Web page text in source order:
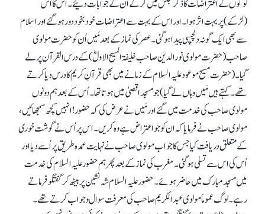
لوگوں کے اعتراضات کا ذکر مجلس میں کر کے اُن کے جوابات دئیے۔ اس کا اُس
(لڑکے) پر بہت اثر ہوا۔ اور اس کے بہت سے اعتراضات خود بخود دور ہو گئے اور اسلام
سے بھی ایک گونہ دلچسپی پیدا ہو گئی۔ عصر کی نماز کے بعد مَیں اُن کو حضرت مولوی
صاحب(حضرت مولوی نورالدین صاحب خلیفۃ المسیح الاولؓ ) کے درس القرآن پر لے
گیا۔ (حضرت مسیح موعود علیہ السلام کے زمانے میں بھی قرآنِ کریم کا درس دیا کرتے
تھے۔ کہتے ہیں مَیں وہاں لے گیا) جو مسجد اقصیٰ میں ہوتا تھا۔ اُس کے بعد ہم دونوں
مولوی صاحب کی خدمت میں گئے اور مَیں نے عرض کی کہ حضور! انہیں کچھ سمجھائیں،
مولوی صاحب نے فرمایا کہ ان کو جو اعتراض ہے وہ کریں۔ اس پر اُس نے گوشت خوری
کے متعلق دریافت کیاجس کا جواب مولوی صاحب نے نہایت عمدہ طریق پر اُسے دیا اور
اُس کی اس سے تسلی ہو گئی۔ مغرب کی نماز کے بعد پھر ہم حضور علیہ السلام کی خدمت
میں مسجد مبارک میں حاضر ہوئے۔ حضور علیہ السلام شہ نشین پر بیٹھ کر گفتگو فرماتے
رہے۔ لوگ عموماً مولوی عبدالکریم صاحب کی معرفت سوال و جواب کرتے تھے۔